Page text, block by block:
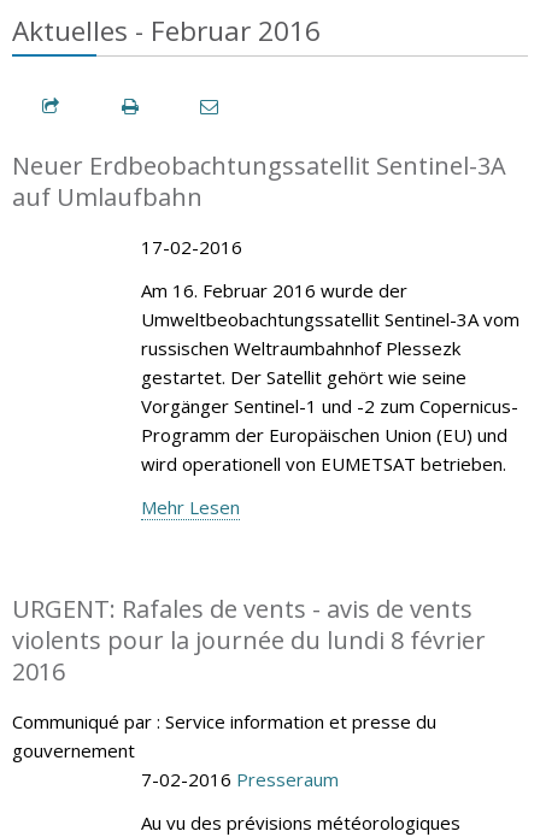
Aktuelles - Februar 2016
Neuer Erdbeobachtungssatellit Sentinel-3A
auf Umlaufbahn
17-02-2016
Am 16. Februar 2016 wurde der
Umweltbeobachtungssatellit Sentinel-3A vom
russischen Weltraumbahnhof Plessezk
gestartet. Der Satellit gehört wie seine
Vorgänger Sentinel-1 und -2 zum Copernicus-
Programm der Europäischen Union (EU) und
wird operationell von EUMETSAT betrieben.
Mehr Lesen
URGENT: Rafales de vents - avis de vents
violents pour la journée du lundi 8 février
2016
Communiqué par : Service information et presse du
gouvernement
7-02-2016 Presseraum
Au vu des prévisions météorologiques